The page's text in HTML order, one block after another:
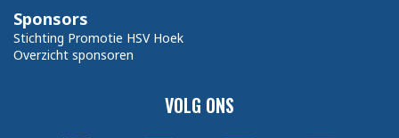
VOLG ONS
Sponsors
Stichting Promotie HSV Hoek
Overzicht sponsoren